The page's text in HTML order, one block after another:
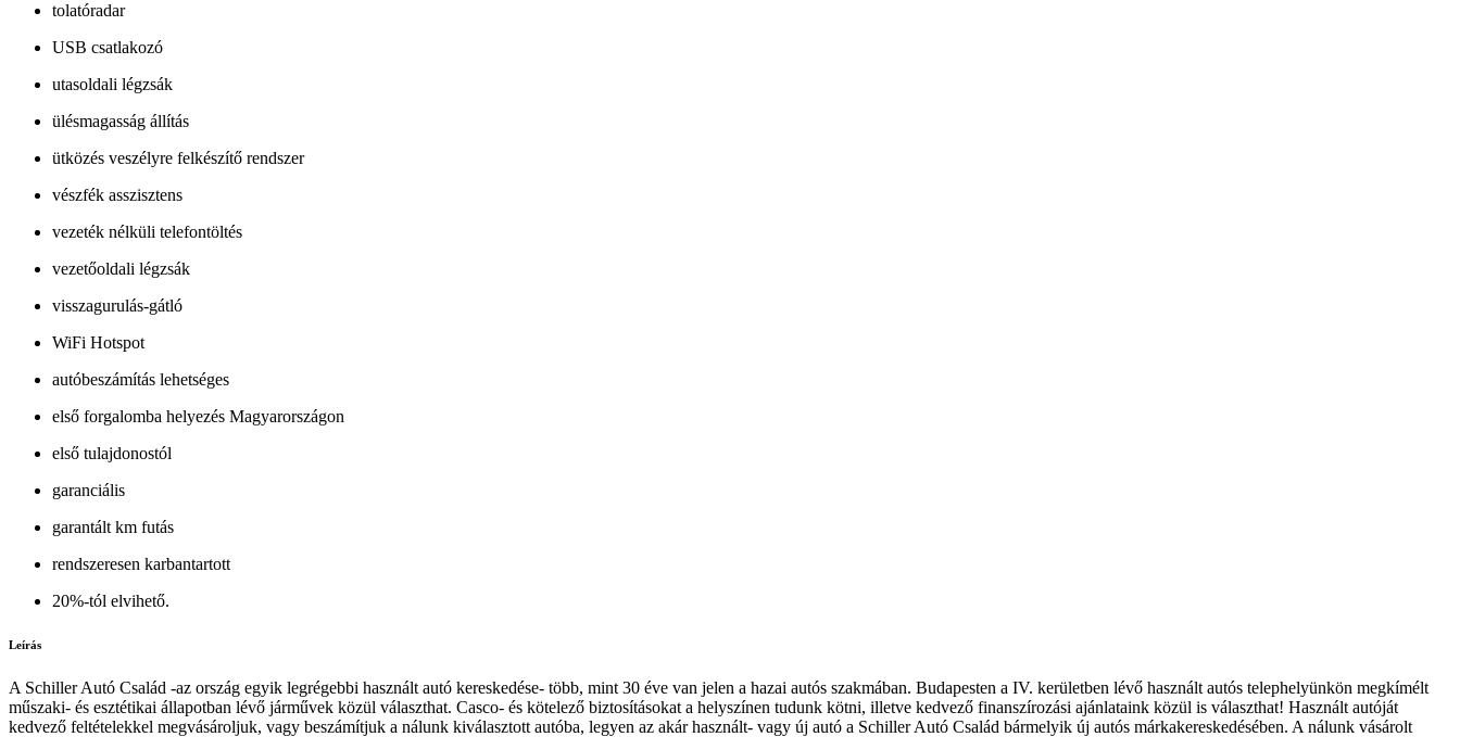
tolatóradar
USB csatlakozó
utasoldali légzsák
ülésmagasság állítás
ütközés veszélyre felkészítő rendszer
vészfék asszisztens
vezeték nélküli telefontöltés
vezetőoldali légzsák
visszagurulás-gátló
WiFi Hotspot
autóbeszámítás lehetséges
első forgalomba helyezés Magyarországon
első tulajdonostól
garanciális
garantált km futás
rendszeresen karbantartott
20%-tól elvihető.
Leírás
A Schiller Autó Család -az ország egyik legrégebbi használt autó kereskedése- több, mint 30 éve van jelen a hazai autós szakmában. Budapesten a IV. kerületben lévő használt autós telephelyünkön megkímélt
műszaki- és esztétikai állapotban lévő járművek közül választhat. Casco- és kötelező biztosításokat a helyszínen tudunk kötni, illetve kedvező finanszírozási ajánlataink közül is választhat! Használt autóját
kedvező feltételekkel megvásároljuk, vagy beszámítjuk a nálunk kiválasztott autóba, legyen az akár használt- vagy új autó a Schiller Autó Család bármelyik új autós márkakereskedésében. A nálunk vásárolt